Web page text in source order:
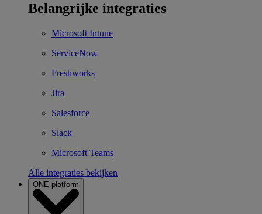
Belangrijke integraties
Microsoft Intune
ServiceNow
Freshworks
Jira
Salesforce
Slack
Microsoft Teams
Alle integraties bekijken
ONE-platform